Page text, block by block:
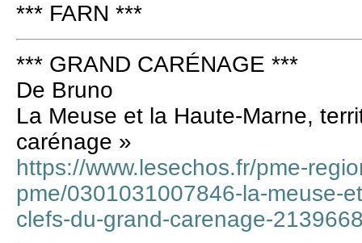
*** FARN ***
*** GRAND CARÉNAGE ***
De Bruno
La Meuse et la Haute-Marne,
carénage »
https://www.lesechos.fr/pme-
pme/0301031007846-la-meuse-
clefs-du-grand-carenage-